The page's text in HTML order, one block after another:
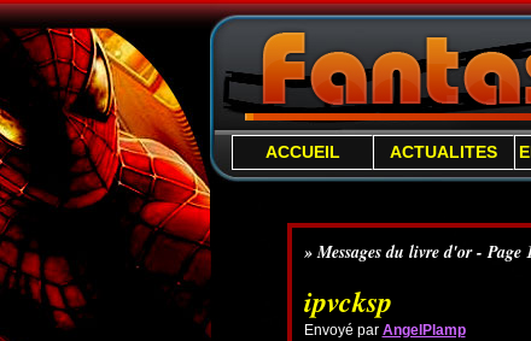
ACCUEIL ACTUALITES
» Messages du livre d'or - Page
ipvcksp
Envoyé par AngelPlamp